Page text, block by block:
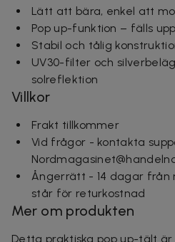
Lätt att bära, enkel att
Pop up-funktion – fälls
Stabil och tålig
UV30-filter och
solreflektion
Villkor
Frakt tillkommer
Vid frågor - kontakta
Ångerrätt - 14 dagar
står för returkostnad
Mer om produkten
Detta praktiska pop up-tält